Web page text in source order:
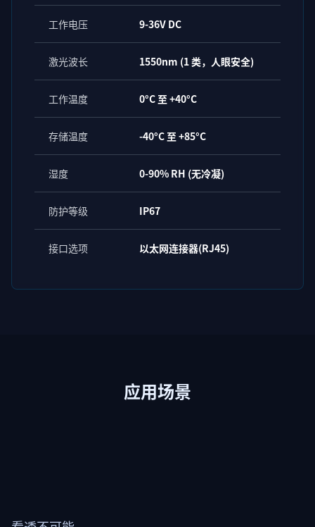
工作电压 9-36V DC
激光波长 1550nm (1 类，人眼安全)
工作温度 0°C 至 +40°C
存储温度 -40°C 至 +85°C
湿度 0-90% RH (无冷凝)
防护等级 IP67
接口选项 以太网连接器(RJ45)
应用场景